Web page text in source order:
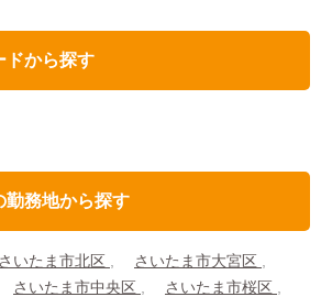
ドから探す
勤務地から探す
さいたま市北区
さいたま市大宮区
さいたま市中央区
さいたま市桜区